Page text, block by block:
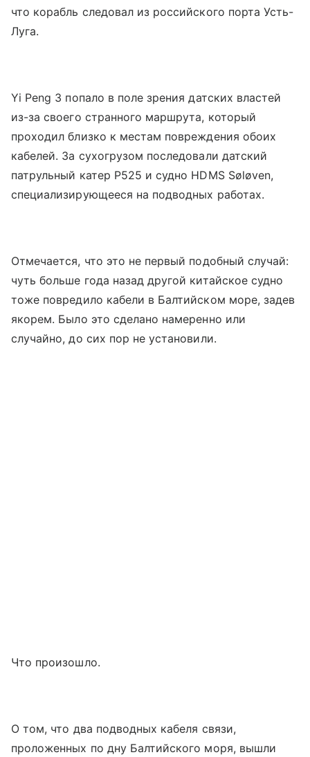
что корабль следовал из российского порта Усть-
Луга.
Yi Peng 3 попало в поле зрения датских властей
из-за своего странного маршрута, который
проходил близко к местам повреждения обоих
кабелей. За сухогрузом последовали датский
патрульный катер P525 и судно HDMS Søløven,
специализирующееся на подводных работах.
Отмечается, что это не первый подобный случай: ​​
чуть больше года назад другой китайское судно
тоже повредило кабели в Балтийском море, задев
якорем. Было это сделано намеренно или
случайно, до сих пор не установили.
Что произошло.
О том, что два подводных кабеля связи,
проложенных по дну Балтийского моря, вышли